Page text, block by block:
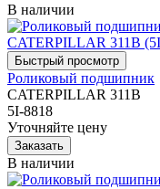
В наличии
Роликовый подшипник
CATERPILLAR 311B
5I-8818
Уточняйте цену
В наличии